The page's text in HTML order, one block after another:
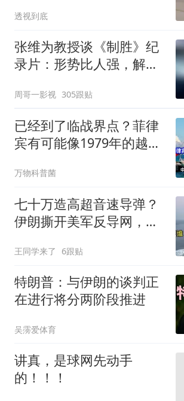
透视到底
张维为教授谈《制胜》纪
录片：形势比人强，解放
周哥一影视 305跟贴
已经到了临战界点？菲律
宾有可能像1979年的越南
万物科普菌
七十万造高超音速导弹？
伊朗撕开美军反导网，炸
王同学来了 6跟贴
特朗普：与伊朗的谈判正
在进行将分两阶段推进
吴霶爱体育
讲真，是球网先动手
的！！！